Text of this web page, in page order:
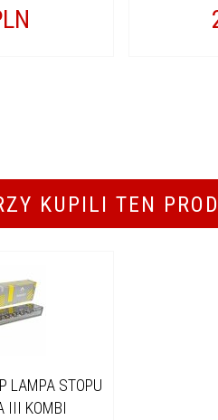
KUPILI TEN
LAMPA STOPU
III KOMBI